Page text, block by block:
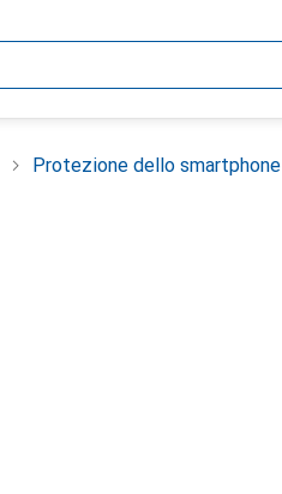
Protezione dello smartphone